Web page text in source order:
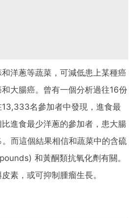
洋蔥等蔬菜，可減低患上某種癌
大腸癌。曾有一個分析過往16份
名參加者中發現，進食最
進食最少洋蔥的參加者，患大腸
而這個結果相信和蔬菜中的含硫
和黃酮類抗氧化劑有關。
素，或可抑制腫瘤生長。